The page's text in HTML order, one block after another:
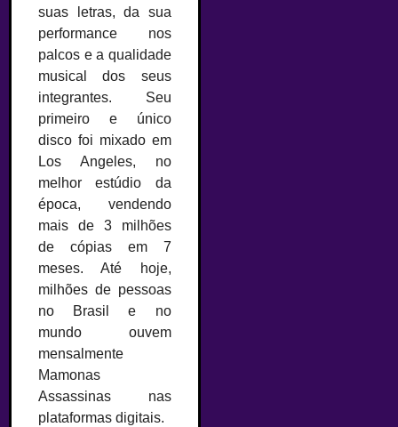
suas letras, da sua
performance nos
palcos e a qualidade
musical dos seus
integrantes. Seu
primeiro e único
disco foi mixado em
Los Angeles, no
melhor estúdio da
época, vendendo
mais de 3 milhões
de cópias em 7
meses. Até hoje,
milhões de pessoas
no Brasil e no
mundo ouvem
mensalmente
Mamonas
Assassinas nas
plataformas digitais.